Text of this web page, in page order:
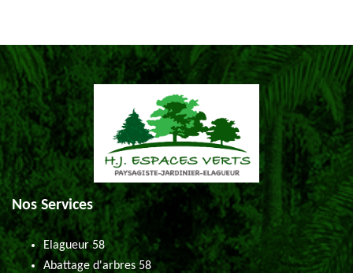
Nos Services
Elagueur 58
Abattage d'arbres 58